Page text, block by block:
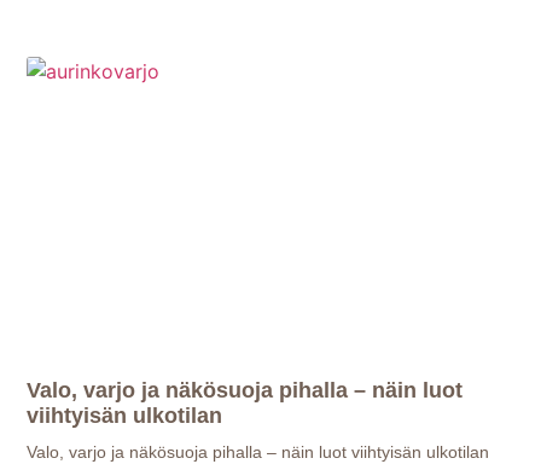
Valo, varjo ja näkösuoja pihalla – näin luot
viihtyisän ulkotilan
Valo, varjo ja näkösuoja pihalla – näin luot viihtyisän ulkotilan